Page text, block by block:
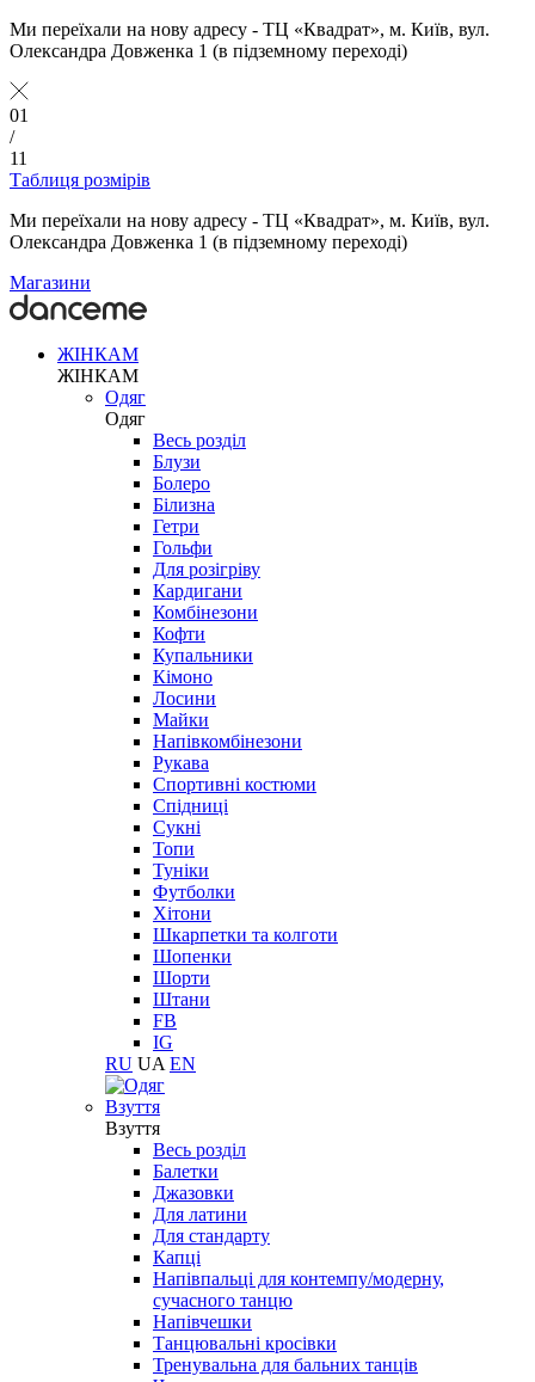
Ми переїхали на нову адресу - ТЦ «Квадрат», м. Київ, вул.
Олександра Довженка 1 (в підземному переході)
01
/
11
Таблиця розмірів
Ми переїхали на нову адресу - ТЦ «Квадрат», м. Київ, вул.
Олександра Довженка 1 (в підземному переході)
Магазини
ЖІНКАМ
ЖІНКАМ
Одяг
Одяг
Весь розділ
Блузи
Болеро
Білизна
Гетри
Гольфи
Для розігріву
Кардигани
Комбінезони
Кофти
Купальники
Кімоно
Лосини
Майки
Напівкомбінезони
Рукава
Спортивні костюми
Спідниці
Сукні
Топи
Туніки
Футболки
Хітони
Шкарпетки та колготи
Шопенки
Шорти
Штани
FB
IG
RU UA EN
Взуття
Взуття
Весь розділ
Балетки
Джазовки
Для латини
Для стандарту
Капці
Напівпальці для контемпу/модерну,
сучасного танцю
Напівчешки
Танцювальні кросівки
Тренувальна для бальних танців